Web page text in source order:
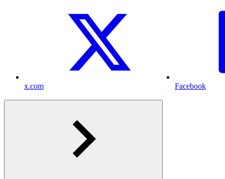
x.com Facebook